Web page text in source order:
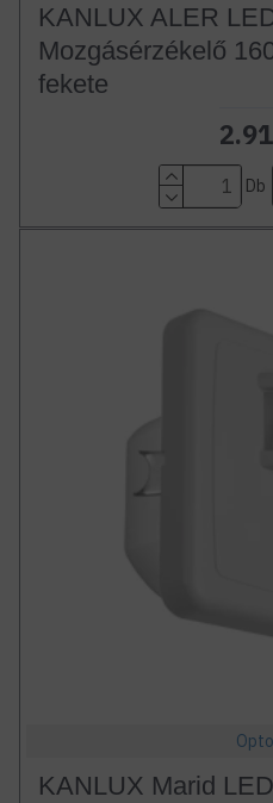
KANLUX ALER
Mozgásérzékelő
fekete
Db
KANLUX Marid